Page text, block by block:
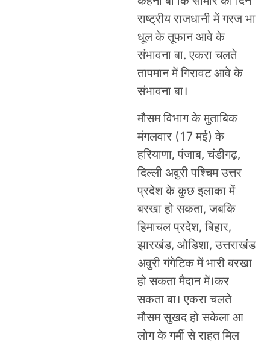
राष्ट्रीय राजधानी में गरज भा
धूल के तूफान आवे के
संभावना बा. एकरा चलते
तापमान में गिरावट आवे के
संभावना बा।
मौसम विभाग के मुताबिक
मंगलवार (17 मई) के
हरियाणा, पंजाब, चंडीगढ़,
दिल्ली अवुरी पश्चिम उत्तर
प्रदेश के कुछ इलाका में
बरखा हो सकता, जबकि
हिमाचल प्रदेश, बिहार,
झारखंड, ओडिशा, उत्तराखंड
अवुरी गंगेटिक में भारी बरखा
हो सकता मैदान में।कर
सकता बा। एकरा चलते
मौसम सुखद हो सकेला आ
लोग के गर्मी से राहत मिल